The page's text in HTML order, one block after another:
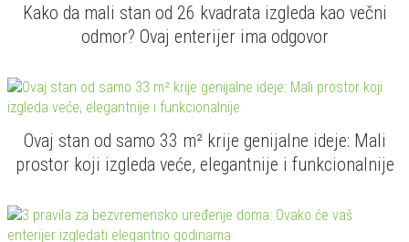
Kako da mali stan od 26 kvadrata izgleda kao večni
odmor? Ovaj enterijer ima odgovor
Ovaj stan od samo 33 m² krije genijalne ideje: Mali
prostor koji izgleda veće, elegantnije i funkcionalnije